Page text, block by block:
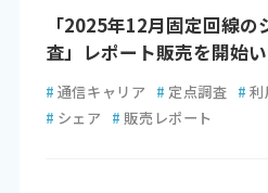
「2025年12月固定回線
査」レポート販売を開始い
# 通信キャリア # 定点調査 # 利
# シェア # 販売レポート